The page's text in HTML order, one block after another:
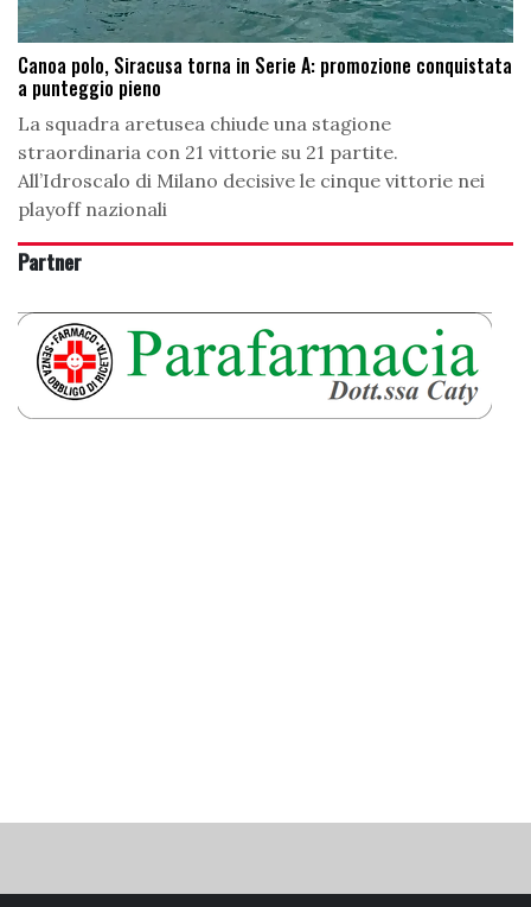
Canoa polo, Siracusa torna in Serie A: promozione conquistata
a punteggio pieno
La squadra aretusea chiude una stagione
straordinaria con 21 vittorie su 21 partite.
All’Idroscalo di Milano decisive le cinque vittorie nei
playoff nazionali
Partner